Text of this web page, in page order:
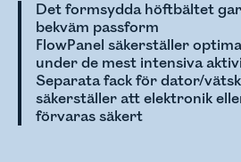
Det formsydda höftbältet
bekväm passform
FlowPanel säkerställer
under de mest intensiva
Separata fack för dator/
säkerställer att elektronik
förvaras säkert